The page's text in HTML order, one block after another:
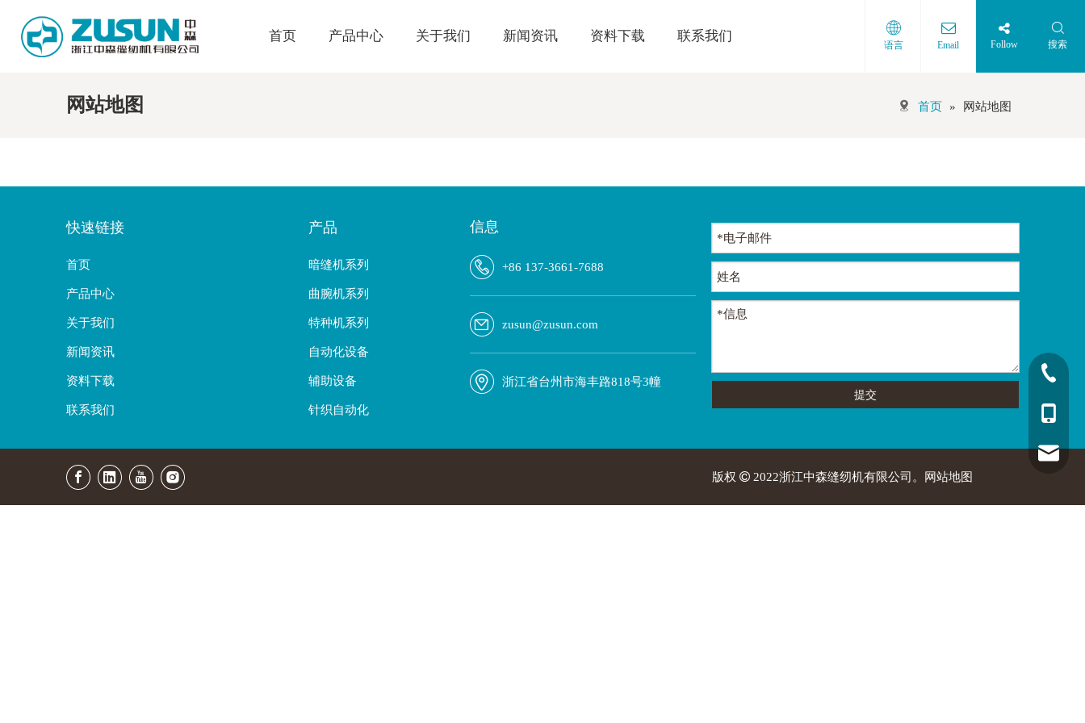
首页 产品中心 关于我们 新闻资讯 资料下载 联系我们
语言 Email Follow 搜索
网站地图 首页 » 网站地图
快速链接
首页
产品中心
关于我们
新闻资讯
资料下载
联系我们
产品
暗缝机系列
曲腕机系列
特种机系列
自动化设备
辅助设备
针织自动化
+86-
信息
+86 137-3661-7688
zusun@zusun.com
浙江省台州市海丰路818号3幢
提交
版权  2022浙江中森缝纫机有限公司。 网站地图